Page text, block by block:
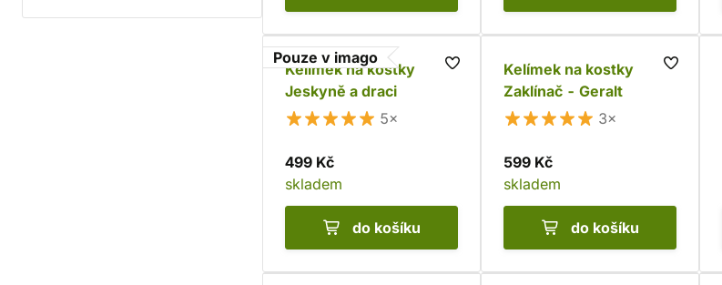
Pouze v imago
Kelímek na kostky
Jeskyně a draci
5×
499 Kč
skladem
do košíku
Kelímek na kostky
Zaklínač - Geralt
3×
599 Kč
skladem
do košíku